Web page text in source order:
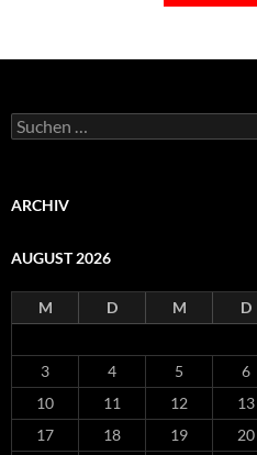
Suchen
nach:
ARCHIV
AUGUST 2026
M D M D
3
4 5 6
10
11 12 13
17
18 19 20